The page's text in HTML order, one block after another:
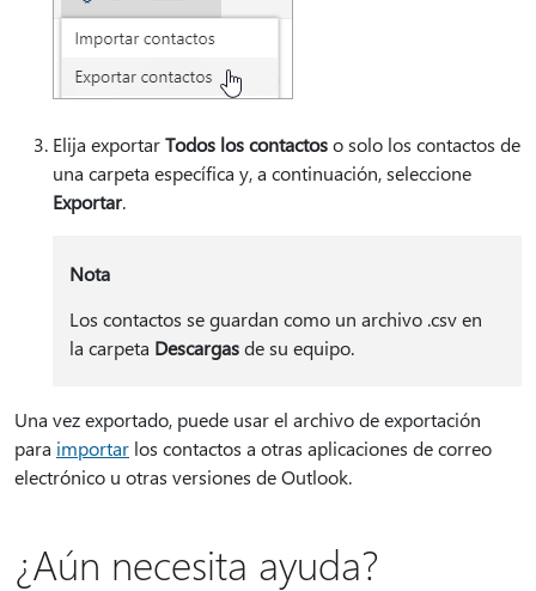
Elija exportarTodos los contactoso solo los contactos de
una carpeta específica y, a continuación, seleccione
Exportar.
Nota
Los contactos se guardan como un archivo .csv en
la carpeta Descargasde su equipo.
Una vez exportado, puede usar el archivo de exportación
para importar los contactos a otras aplicaciones de correo
electrónico u otras versiones de Outlook.
¿Aún necesita ayuda?